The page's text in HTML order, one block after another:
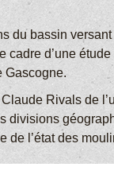
du bassin
cadre d’une
Gascogne.
Rivals de
divisions
de l’état des